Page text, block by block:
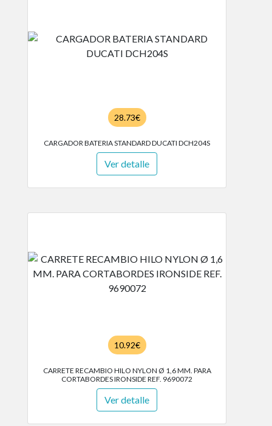
28.73€
CARGADOR BATERIA STANDARD DUCATI DCH204S
Ver detalle
10.92€
CARRETE RECAMBIO HILO NYLON Ø 1,6 MM. PARA
CORTABORDES IRONSIDE REF. 9690072
Ver detalle